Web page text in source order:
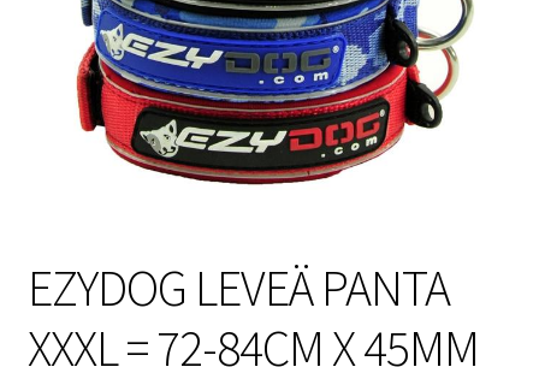
EZYDOG LEVEÄ PANTA
XXXL = 72-84CM X 45MM